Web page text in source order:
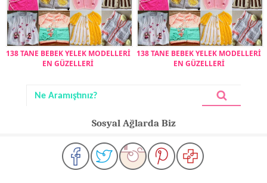
138 TANE BEBEK YELEK MODELLERİ
EN GÜZELLERİ
138 TANE BEBEK YELEK MODELLERİ
EN GÜZELLERİ
Sosyal Ağlarda Biz